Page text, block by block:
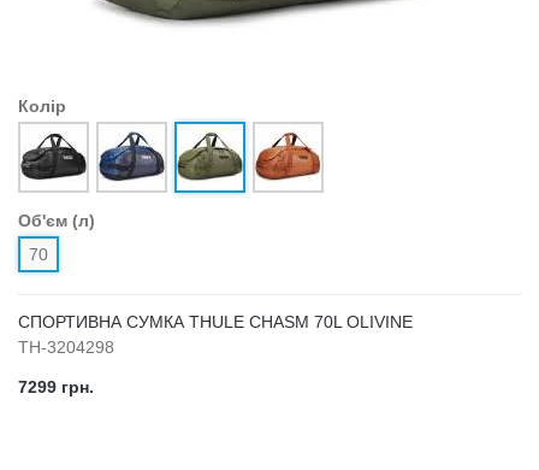
Колір
Об'єм (л)
70
СПОРТИВНА СУМКА THULE CHASM 70L OLIVINE
TH-3204298
7299 грн.